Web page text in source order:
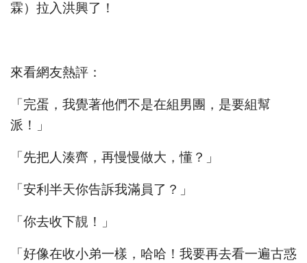
霖）拉入洪興了！
來看網友熱評：
「完蛋，我覺著他們不是在組男團，是要組幫
派！」
「先把人湊齊，再慢慢做大，懂？」
「安利半天你告訴我滿員了？」
「你去收下靚！」
「好像在收小弟一樣，哈哈！我要再去看一遍古惑